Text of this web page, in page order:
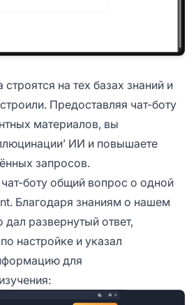
строятся на тех базах знаний и
Предоставляя чат-боту
материалов, вы
ИИ и повышаете
запросов.
боту общий вопрос о одной
Благодаря знаниям о нашем
дал развернутый ответ,
настройке и указал
для